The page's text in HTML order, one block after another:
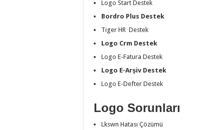
Logo Start Destek
Bordro Plus Destek
Tiger HR Destek
Logo Crm Destek
Logo E-Fatura Destek
Logo E-Arşiv Destek
Logo E-Defter Destek
Logo Sorunları
Lkswn Hatası Çözümü